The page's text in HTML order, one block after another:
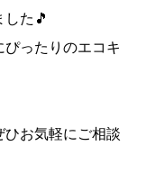
た🎵
ったりのエコキ
ひお気軽にご相談